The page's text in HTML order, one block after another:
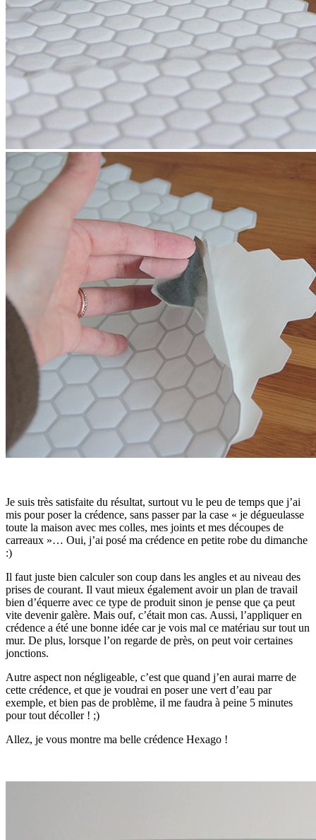
Je suis très satisfaite du résultat, surtout vu le peu de temps que j’ai
mis pour poser la crédence, sans passer par la case « je dégueulasse
toute la maison avec mes colles, mes joints et mes découpes de
carreaux »… Oui, j’ai posé ma crédence en petite robe du dimanche
:)
Il faut juste bien calculer son coup dans les angles et au niveau des
prises de courant. Il vaut mieux également avoir un plan de travail
bien d’équerre avec ce type de produit sinon je pense que ça peut
vite devenir galère. Mais ouf, c’était mon cas. Aussi, l’appliquer en
crédence a été une bonne idée car je vois mal ce matériau sur tout un
mur. De plus, lorsque l’on regarde de près, on peut voir certaines
jonctions.
Autre aspect non négligeable, c’est que quand j’en aurai marre de
cette crédence, et que je voudrai en poser une vert d’eau par
exemple, et bien pas de problème, il me faudra à peine 5 minutes
pour tout décoller ! ;)
Allez, je vous montre ma belle crédence Hexago !